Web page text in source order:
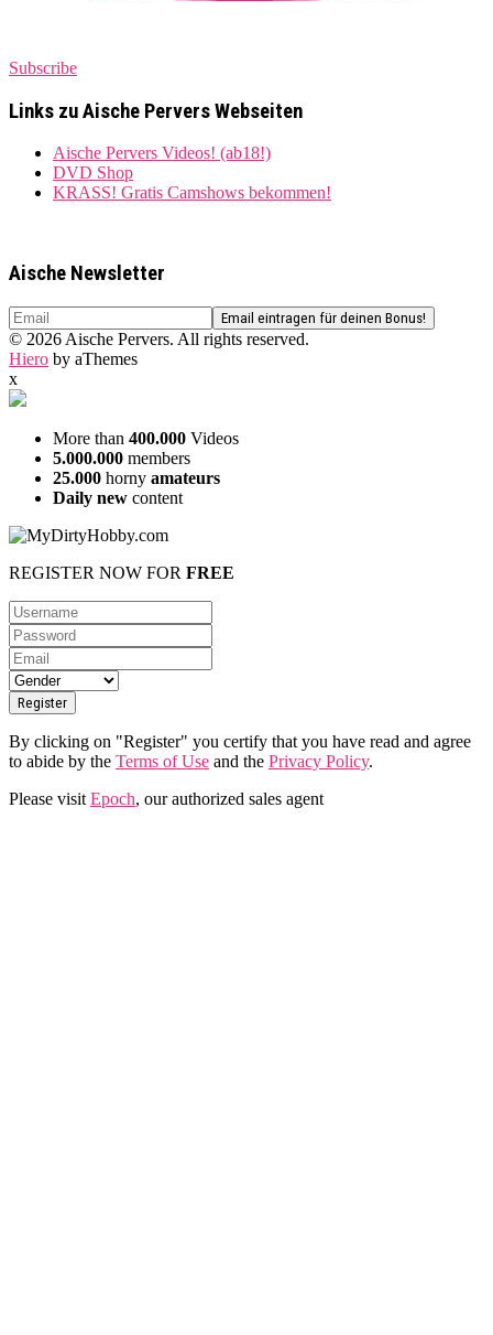
Subscribe
Links zu Aische Pervers Webseiten
Aische Pervers Videos! (ab18!)
DVD Shop
KRASS! Gratis Camshows bekommen!
Aische Newsletter
© 2026 Aische Pervers. All rights reserved.
Hiero by aThemes
x
More than 400.000 Videos
5.000.000 members
25.000 horny amateurs
Daily new content
REGISTER NOW FOR FREE
By clicking on "Register" you certify that you have read and agree
to abide by the Terms of Use and the Privacy Policy.
Please visit Epoch, our authorized sales agent